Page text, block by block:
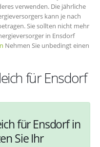
verwenden. Die jährliche
kann je nach
Sie sollten nicht mehr
in Ensdorf
Nehmen Sie unbedingt einen
für Ensdorf
für Ensdorf in
Sie Ihr